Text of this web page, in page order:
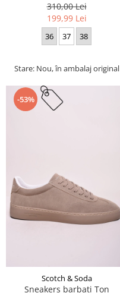
310,00 Lei
199,99 Lei
36 37 38
Stare: Nou, în ambalaj original
-53%
Scotch & Soda
Sneakers barbati Ton